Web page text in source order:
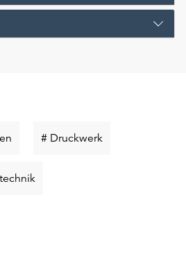
Schlüsselwort
# DruckwerkSchlüsselwort
Schlüsselwort